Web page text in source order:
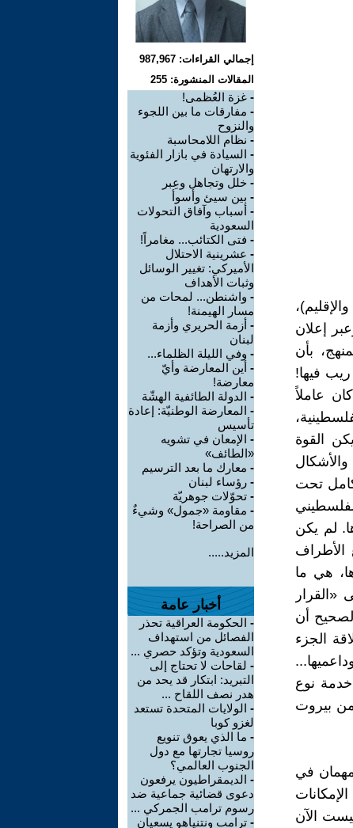
إعلان
بأن
ريب فيها!
عاملاً
القوة
تحت
لم يكن
الأطراف
هي ما
أن
الجزء
نوع
بيروت
مهمان في
الآن
إجمالي القراءات: 987,967
المقالات المنشورة: 255
- غزة العُظمى!
- مفارقات ما بين اللجوء
والنزوح
- نظام اللامحاسبة
- السيادة في بازار الفئوية
والارتهان
- خلل وتجاهل وعِبر
- بين سيئ وأسوأ
- أسباب وآفاق التحولات
السعودية
- فتى الكتائب... مغامراً!
- عشرينية الاحتلال
الأميركي: تغيير الوسائل
وثبات الأهداف
- واشنطن... لمحات من
مسار الهيمنة!
- أزمة الحريري وأزمة
لبنان
- وفي الليلة الظلماء...
- أين المعارضة وأيّ
معارضة!
- الدولة الطائفية الهشّة
- المعارضة الوطنيّة: إعادة
تأسيس
- الإمعان في تشويه
«الطائف»
- معارك ما بعد الترسيم
- رؤساء لبنان
- تحوّلات جوهريّة
- مقاومة «جمول» وشيءٌ
من الصراحة!
المزيد.....
أخبار عامة
- الحكومة العراقية تحذر
الفصائل من استهداف
السعودية وتؤكد حصري ...
- لقاحات لا تحتاج إلى
التبريد: ابتكار قد يحد من
هدر نصف اللقاح ...
- الولايات المتحدة تستعد
لغزو كوبا
- ما الذي يعوق تنويع
روسيا تجارتها مع دول
الجنوب العالمي؟
- الديمقراطيون يرفعون
دعوى قضائية جماعية ضد
رسوم ترامب الجمركي ...
- ترامب ونتنياهو يسعيان